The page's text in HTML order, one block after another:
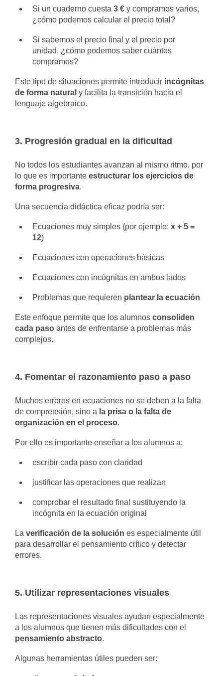
Si un cuaderno cuesta3 € y compramos varios,
¿cómo podemos calcular el precio total?
Si sabemos el precio final y el precio por
unidad, ¿cómo podemos saber cuántos
compramos?
Este tipo de situaciones permite introducir incógnitas
de forma natural y facilita la transición hacia el
lenguaje algebraico.
3. Progresión gradual en la dificultad
No todos los estudiantes avanzan al mismo ritmo, por
lo que es importante estructurar los ejercicios de
forma progresiva.
Una secuencia didáctica eficaz podría ser:
Ecuaciones muy simples (por ejemplo:x + 5 =
12)
Ecuaciones con operaciones básicas
Ecuaciones con incógnitas en ambos lados
Problemas que requieren plantear la ecuación
Este enfoque permite que los alumnos consoliden
cada paso antes de enfrentarse a problemas más
complejos.
4. Fomentar el razonamiento paso a paso
Muchos errores en ecuaciones no se deben a la falta
de comprensión, sino a la prisa o la falta de
organización en el proceso.
Por ello es importante enseñar a los alumnos a:
escribir cada paso con claridad
justificar las operaciones que realizan
comprobar el resultado final sustituyendo la
incógnita en la ecuación original
La verificación de la solución es especialmente útil
para desarrollar el pensamiento crítico y detectar
errores.
5. Utilizar representaciones visuales
Las representaciones visuales ayudan especialmente
a los alumnos que tienen más dificultades con el
pensamiento abstracto.
Algunas herramientas útiles pueden ser: